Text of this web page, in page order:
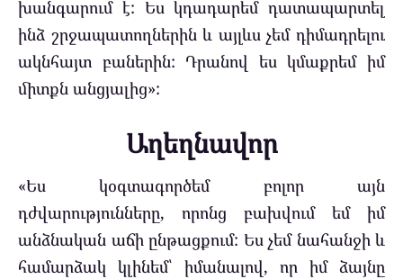
խանգարում է: Ես կդադարեմ դատապարտել
ինձ շրջապատողներին և այլևս չեմ դիմադրելու
ակնհայտ բաներին: Դրանով ես կմաքրեմ իմ
միտքն անցյալից»:
Աղեղնավոր
«Ես կօգտագործեմ բոլոր այն
դժվարությունները, որոնց բախվում եմ իմ
անձնական աճի ընթացքում: Ես չեմ նահանջի և
համարձակ կլինեմ՝ իմանալով, որ իմ ձայնը